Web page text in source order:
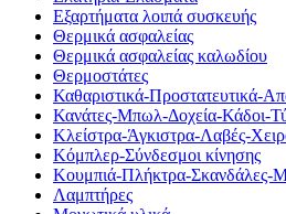
Εξαρτήματα λοιπά συσκευής
Θερμικά ασφαλείας
Θερμικά ασφαλείας καλωδίου
Θερμοστάτες
Καθαριστικά-Προστατευτικά-
Κανάτες-Μπωλ-Δοχεία-Κάδοι-
Κλείστρα-Άγκιστρα-Λαβές-
Κόμπλερ-Σύνδεσμοι κίνησης
Κουμπιά-Πλήκτρα-Σκανδάλες-
Λαμπτήρες